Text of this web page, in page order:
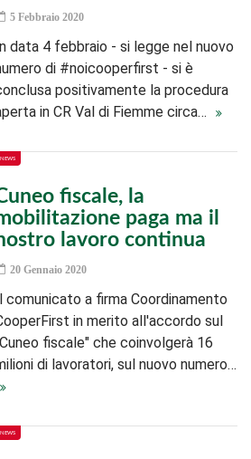
5 Febbraio 2020
data 4 febbraio - si legge nel nuovo
di #noicooperfirst - si è
positivamente la procedura
in CR Val di Fiemme circa…
NEWS
fiscale, la
paga ma il
lavoro continua
20 Gennaio 2020
comunicato a firma Coordinamento
in merito all'accordo sul
fiscale" che coinvolgerà 16
di lavoratori, sul nuovo numero…
NEWS